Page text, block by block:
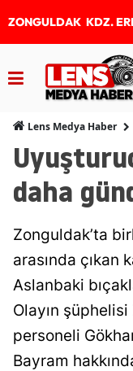
ZONGULDAK KDZ.
Lens Medya Haber
daha
Zonguldak’ta
arasında çıkan
Aslanbaki
Olayın
personeli
Bayram